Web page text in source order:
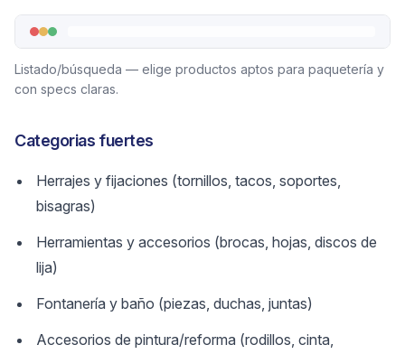
Listado/búsqueda — elige productos aptos para paquetería y
con specs claras.
Categorias fuertes
Herrajes y fijaciones (tornillos, tacos, soportes,
bisagras)
Herramientas y accesorios (brocas, hojas, discos de
lija)
Fontanería y baño (piezas, duchas, juntas)
Accesorios de pintura/reforma (rodillos, cinta,